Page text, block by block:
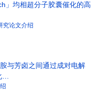
」均相超分子胶囊催化的高
究论文介绍
与芳卤之间通过成对电解